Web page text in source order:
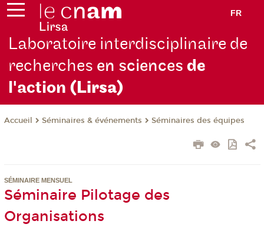
FR
Laboratoire interdisciplinaire de
recherches en sciencesde
l'action (Lirsa)
Accueil Séminaires & événements Séminaires des équipes
SÉMINAIRE MENSUEL
Séminaire Pilotage des
Organisations